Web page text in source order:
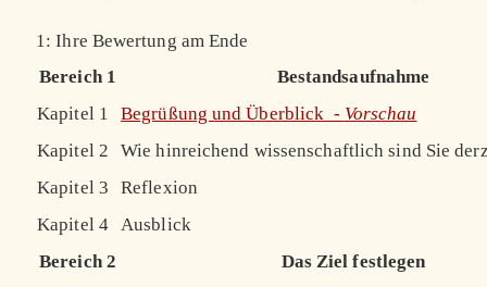
1: Ihre Bewertung am Ende
Bereich 1
Bestandsaufnahme
Kapitel 1
Begrüßung und Überblick - Vorschau
Kapitel 2
Wie hinreichend wissenschaftlich sind Sie
Kapitel 3
Reflexion
Kapitel 4 Ausblick
Bereich 2
Das Ziel festlegen